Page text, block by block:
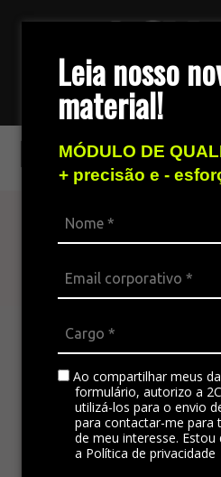
Leia nosso
material!
MÓDULO DE
+ precisão e -
Ao compartilhar meus
formulário, autorizo a
utilizá-los para o envio
para contactar-me para
de meu interesse.
a Política de privacidade
Fale com nossa
E-mail
Atenda seu cliente
A plataforma
todos os canais da
comunicação e gerando
atendimento.
Saiba